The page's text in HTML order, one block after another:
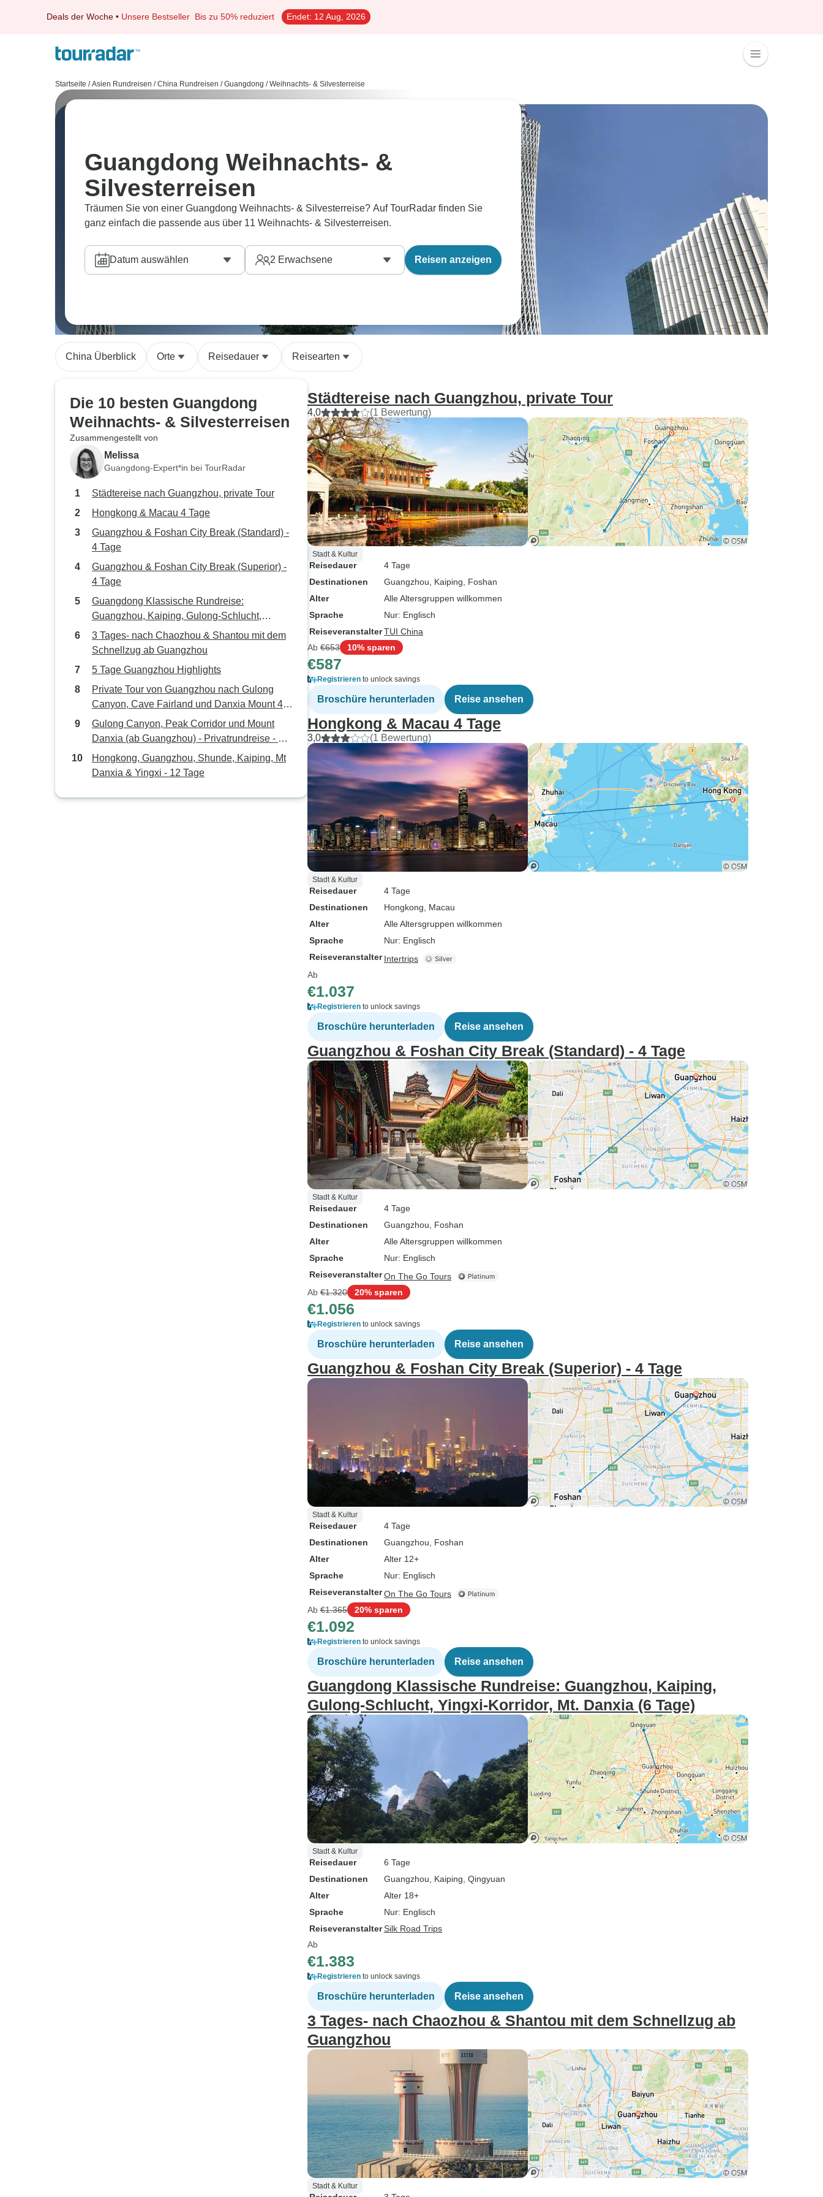
Deals der Woche • Unsere Bestseller Bis zu 50% reduziert Endet: 12 Aug, 2026
Startseite / Asien Rundreisen / China Rundreisen / Guangdong / Weihnachts- & Silvesterreise
Guangdong Weihnachts- &
Silvesterreisen
Träumen Sie von einer Guangdong Weihnachts- & Silvesterreise? Auf TourRadar finden Sie
ganz einfach die passende aus über 11 Weihnachts- & Silvesterreisen.
Datum auswählen 2 Erwachsene Reisen anzeigen
China Überblick Orte Reisedauer Reisearten
Die 10 besten Guangdong
Weihnachts- & Silvesterreisen
Zusammengestellt von
Melissa
Guangdong-Expert*in bei TourRadar
Städtereise nach Guangzhou, private Tour
Hongkong & Macau 4 Tage
Guangzhou & Foshan City Break (Standard) -
4 Tage
Guangzhou & Foshan City Break (Superior) -
4 Tage
Guangdong Klassische Rundreise:
Guangzhou, Kaiping, Gulong-Schlucht,
Yingxi-Korridor, Mt. Danxia (6 Tage)
3 Tages- nach Chaozhou & Shantou mit dem
Schnellzug ab Guangzhou
5 Tage Guangzhou Highlights
Private Tour von Guangzhou nach Gulong
Canyon, Cave Fairland und Danxia Mount 4
Tage
Gulong Canyon, Peak Corridor und Mount
Danxia (ab Guangzhou) - Privatrundreise - 3
Tage
Hongkong, Guangzhou, Shunde, Kaiping, Mt
Danxia & Yingxi - 12 Tage
Städtereise nach Guangzhou, private Tour
4,0 (1 Bewertung)
Stadt & Kultur
Reisedauer
4 Tage
Destinationen
Guangzhou , Kaiping , Foshan
Alter
Alle Altersgruppen willkommen
Sprache
Nur: Englisch
ReiseveranstalterTUI China
Ab €653 10% sparen
€587
Registrieren to unlock savings
Broschüre herunterladen Reise ansehen
Hongkong & Macau 4 Tage
3,0 (1 Bewertung)
Stadt & Kultur
Reisedauer
4 Tage
Destinationen
Hongkong , Macau
Alter
Alle Altersgruppen willkommen
Sprache
Nur: Englisch
Reiseveranstalter Intertrips
Ab
€1.037
Registrieren to unlock savings
Broschüre herunterladen Reise ansehen
Guangzhou & Foshan City Break (Standard) - 4 Tage
Stadt & Kultur
Reisedauer
4 Tage
Destinationen
Guangzhou , Foshan
Alter
Alle Altersgruppen willkommen
Sprache
Nur: Englisch
ReiseveranstalterOn The Go Tours
Ab €1.320 20% sparen
€1.056
Registrieren to unlock savings
Broschüre herunterladen Reise ansehen
Guangzhou & Foshan City Break (Superior) - 4 Tage
Stadt & Kultur
Reisedauer
4 Tage
Destinationen
Guangzhou , Foshan
Alter
Alter 12+
Sprache
Nur: Englisch
ReiseveranstalterOn The Go Tours
Ab €1.365 20% sparen
€1.092
Registrieren to unlock savings
Broschüre herunterladen Reise ansehen
Guangdong Klassische Rundreise: Guangzhou, Kaiping,
Gulong-Schlucht, Yingxi-Korridor, Mt. Danxia (6 Tage)
Stadt & Kultur
Reisedauer
6 Tage
Destinationen
Guangzhou , Kaiping , Qingyuan
Alter
Alter 18+
Sprache
Nur: Englisch
ReiseveranstalterSilk Road Trips
Ab
€1.383
Registrieren to unlock savings
Broschüre herunterladen Reise ansehen
3 Tages- nach Chaozhou & Shantou mit dem Schnellzug ab
Guangzhou
Stadt & Kultur